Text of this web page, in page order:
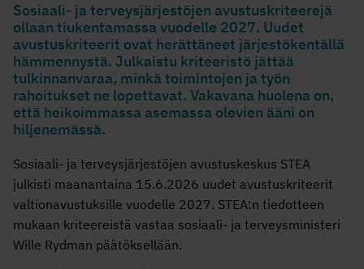
Sosiaali- ja terveysjärjestöjen avustuskriteerejä
ollaan tiukentamassa vuodelle 2027. Uudet
avustuskriteerit ovat herättäneet järjestökentällä
hämmennystä. Julkaistu kriteeristö jättää
tulkinnanvaraa, minkä toimintojen ja työn
rahoitukset ne lopettavat. Vakavana huolena on,
että heikoimmassa asemassa olevien ääni on
hiljenemässä.
Sosiaali- ja terveysjärjestöjen avustuskeskus STEA
julkisti maanantaina 15.6.2026 uudet avustuskriteerit
valtionavustuksille vuodelle 2027. STEA:n tiedotteen
mukaan kriteereistä vastaa sosiaali- ja terveysministeri
Wille Rydman päätöksellään.